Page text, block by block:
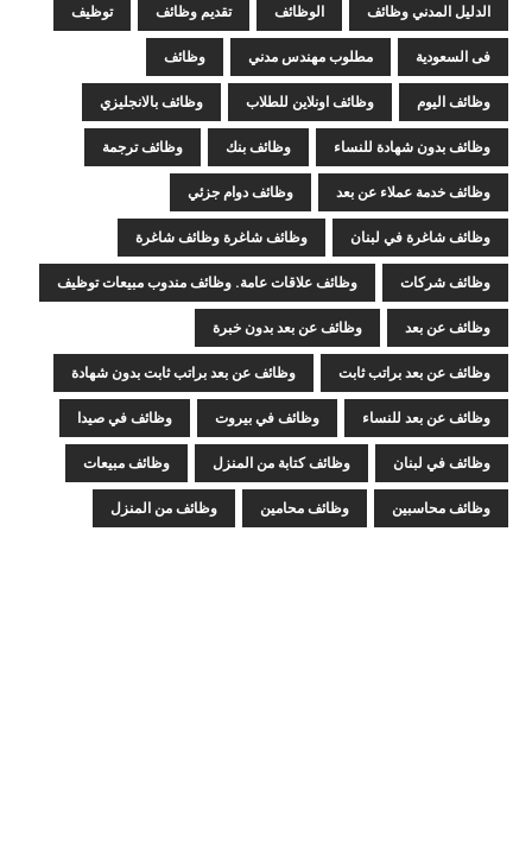
الدليل المدني وظائف الوظائف تقديم وظائف توظيف
فى السعودية مطلوب مهندس مدني وظائف
وظائف اليوم وظائف اونلاين للطلاب وظائف بالانجليزي
وظائف بدون شهادة للنساء وظائف بنك وظائف ترجمة
وظائف خدمة عملاء عن بعد وظائف دوام جزئي
وظائف شاغرة في لبنان وظائف شاغرة وظائف شاغرة
وظائف شركات وظائف علاقات عامة. وظائف مندوب مبيعات توظيف
وظائف عن بعد وظائف عن بعد بدون خبرة
وظائف عن بعد براتب ثابت وظائف عن بعد براتب ثابت بدون شهادة
وظائف عن بعد للنساء وظائف في بيروت وظائف في صيدا
وظائف في لبنان وظائف كتابة من المنزل وظائف مبيعات
وظائف محاسبين وظائف محامين وظائف من المنزل